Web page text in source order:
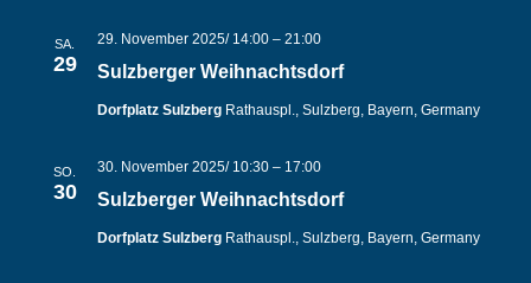
SA.
29 Sulzberger Weihnachtsdorf
29. November 2025/ 14:00– 21:00
Dorfplatz Sulzberg Rathauspl., Sulzberg, Bayern, Germany
SO.
30 Sulzberger Weihnachtsdorf
30. November 2025/ 10:30– 17:00
Dorfplatz Sulzberg Rathauspl., Sulzberg, Bayern, Germany